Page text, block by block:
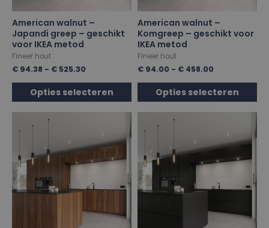
American walnut –
Japandi greep – geschikt
voor IKEA metod
Fineer hout
€ 94.38 - € 525.30
Opties selecteren
American walnut –
Komgreep – geschikt voor
IKEA metod
Fineer hout
€ 94.00 - € 458.00
Opties selecteren